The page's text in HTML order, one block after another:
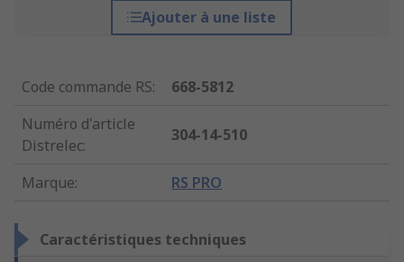
Ajouter à une liste
Code commande RS:
668-5812
Numéro d'article
Distrelec:
304-14-510
Marque: RS PRO
Caractéristiques techniques